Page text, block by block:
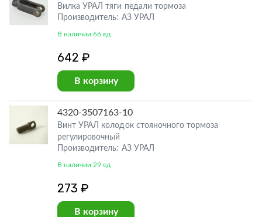
Вилка УРАЛ тяги педали тормоза
Производитель: АЗ УРАЛ
В наличии 66 ед
642 ₽
В корзину
4320-3507163-10
Винт УРАЛ колодок стояночного тормоза
регулировочный
Производитель: АЗ УРАЛ
В наличии 29 ед
273 ₽
В корзину